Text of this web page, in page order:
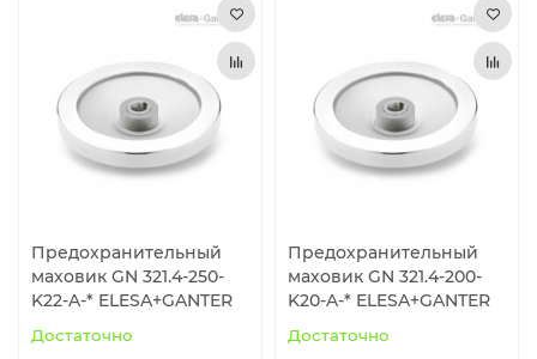
Предохранительный
маховик GN 321.4-250-
K22-A-* ELESA+GANTER
Достаточно
Предохранительный
маховик GN 321.4-200-
K20-A-* ELESA+GANTER
Достаточно